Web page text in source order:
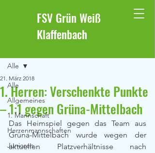
FSV Grün Weiß
Klaffenbach
Alle
Allgemeines
1. Mannschaft
Herrenmannschaften
Junioren
Alle
1. Herren: Verschenkte Punkte
– 1:1 gegen Grüna-Mittelbach
21. März 2018
Das Heimspiel gegen das Team aus
Grüna-Mittelbach wurde wegen der
aktuellen Platzverhältnisse nach